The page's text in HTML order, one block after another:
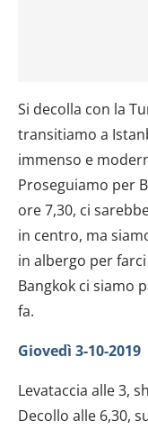
Si decolla con la
transitiamo a
immenso e
Proseguiamo per
ore 7,30, ci
in centro, ma
in albergo per
Bangkok ci siamo
fa.
Giovedì 3-10-2019
Levataccia alle 3,
Decollo alle 6,30,